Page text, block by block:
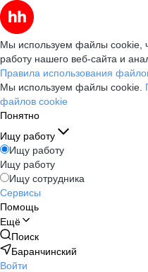
Мы используем файлы cookie,
работу нашего веб-сайта и
Правила использования
Мы используем файлы cookie.
файлов cookie
Понятно
Ищу работу
Ищу работу
Ищу работу
Ищу сотрудника
Сервисы
Помощь
Ещё
Поиск
Баранчинский
Войти